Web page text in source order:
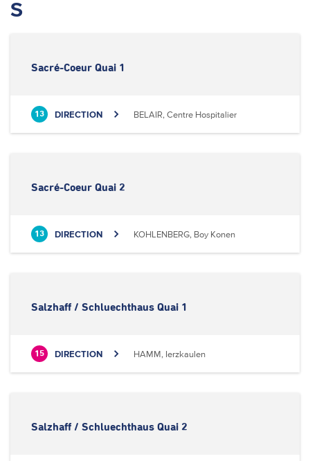
S
Sacré-Coeur Quai 1
13 DIRECTION BELAIR, Centre Hospitalier
Sacré-Coeur Quai 2
13 DIRECTION KOHLENBERG, Boy Konen
Salzhaff / Schluechthaus Quai 1
15 DIRECTION HAMM, Ierzkaulen
Salzhaff / Schluechthaus Quai 2